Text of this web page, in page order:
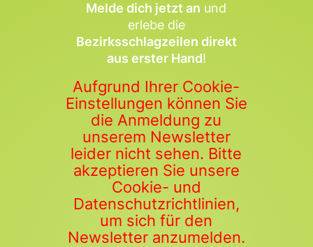
Melde dich jetzt an und
erlebe die
Bezirksschlagzeilen direkt
aus erster Hand!
Aufgrund Ihrer Cookie-
Einstellungen können Sie
die Anmeldung zu
unserem Newsletter
leider nicht sehen. Bitte
akzeptieren Sie unsere
Cookie- und
Datenschutzrichtlinien,
um sich für den
Newsletter anzumelden.